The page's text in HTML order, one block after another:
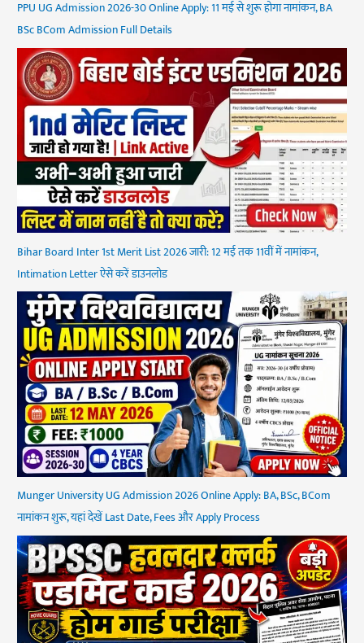
PPU UG Admission 2026-30 Online Apply: 11 मई से शुरू होगा नामांकन, BA
BSc BCom Admission Full Details
Bihar Board Inter 1st Merit List 2026 जारी: 12 मई तक 11वीं में नामांकन,
Intimation Letter ऐसे करें डाउनलोड
Munger University UG Admission 2026 Online Apply: BA, BSc, BCom
नामांकन शुरू, यहां देखें Last Date, Fees और Apply Process